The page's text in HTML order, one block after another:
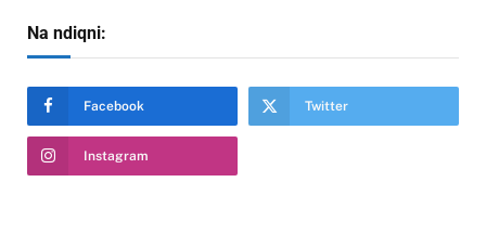
Na ndiqni:
Facebook Twitter
Instagram